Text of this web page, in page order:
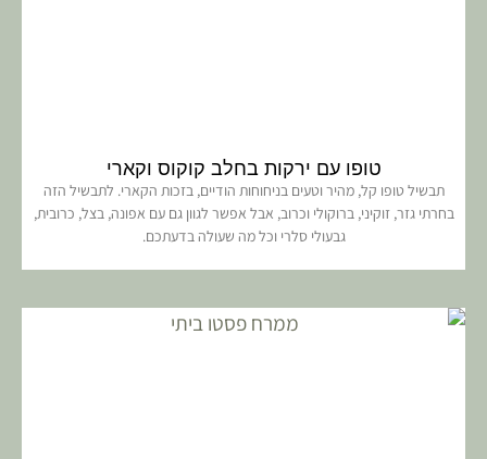
טופו עם ירקות בחלב קוקוס וקארי
תבשיל טופו קל, מהיר וטעים בניחוחות הודיים, בזכות הקארי. לתבשיל הזה
בחרתי גזר, זוקיני, ברוקולי וכרוב, אבל אפשר לגוון גם עם אפונה, בצל, כרובית,
גבעולי סלרי וכל מה שעולה בדעתכם.